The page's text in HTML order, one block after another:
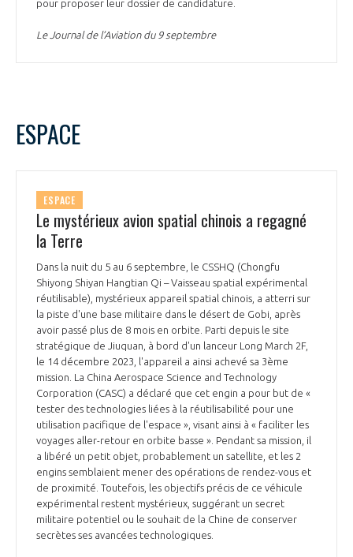
pour proposer leur dossier de candidature.
Le Journal de l’Aviation du 9 septembre
ESPACE
ESPACE
Le mystérieux avion spatial chinois a regagné
la Terre
Dans la nuit du 5 au 6 septembre, le CSSHQ (Chongfu
Shiyong Shiyan Hangtian Qi – Vaisseau spatial expérimental
réutilisable), mystérieux appareil spatial chinois, a atterri sur
la piste d'une base militaire dans le désert de Gobi, après
avoir passé plus de 8 mois en orbite. Parti depuis le site
stratégique de Jiuquan, à bord d'un lanceur Long March 2F,
le 14 décembre 2023, l'appareil a ainsi achevé sa 3ème
mission. La China Aerospace Science and Technology
Corporation (CASC) a déclaré que cet engin a pour but de «
tester des technologies liées à la réutilisabilité pour une
utilisation pacifique de l'espace », visant ainsi à « faciliter les
voyages aller-retour en orbite basse ». Pendant sa mission, il
a libéré un petit objet, probablement un satellite, et les 2
engins semblaient mener des opérations de rendez-vous et
de proximité. Toutefois, les objectifs précis de ce véhicule
expérimental restent mystérieux, suggérant un secret
militaire potentiel ou le souhait de la Chine de conserver
secrètes ses avancées technologiques.